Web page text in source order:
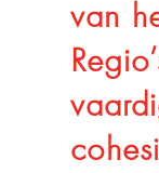
van